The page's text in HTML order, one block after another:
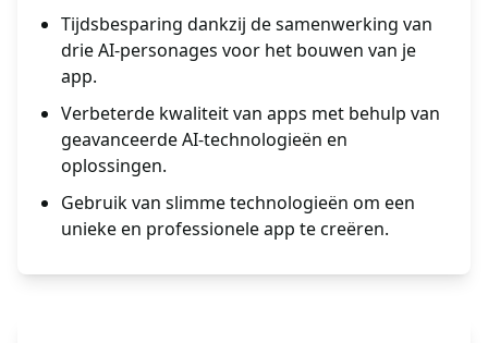
Tijdsbesparing dankzij de samenwerking van
drie AI-personages voor het bouwen van je
app.
Verbeterde kwaliteit van apps met behulp van
geavanceerde AI-technologieën en
oplossingen.
Gebruik van slimme technologieën om een
unieke en professionele app te creëren.